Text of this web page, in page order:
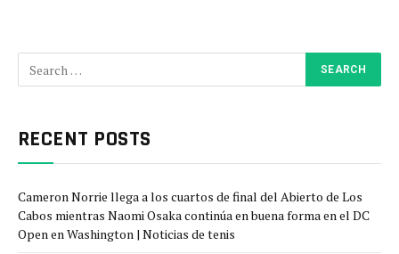
RECENT POSTS
Cameron Norrie llega a los cuartos de final del Abierto de Los
Cabos mientras Naomi Osaka continúa en buena forma en el DC
Open en Washington | Noticias de tenis